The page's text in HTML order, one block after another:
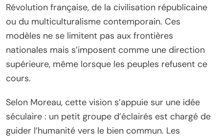
Révolution française, de la civilisation républicaine
ou du multiculturalisme contemporain. Ces
modèles ne se limitent pas aux frontières
nationales mais s’imposent comme une direction
supérieure, même lorsque les peuples refusent ce
cours.
Selon Moreau, cette vision s’appuie sur une idée
séculaire : un petit groupe d’éclairés est chargé de
guider l’humanité vers le bien commun. Les